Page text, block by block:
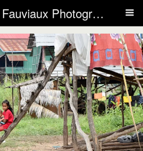
Laurent Fauviaux Photography